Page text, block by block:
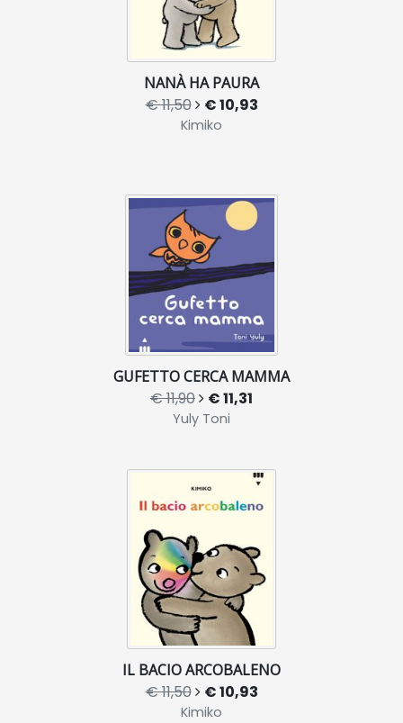
NANÀ HA PAURA
€ 11,50 € 10,93
Kimiko
GUFETTO CERCA MAMMA
€ 11,90 € 11,31
Yuly Toni
IL BACIO ARCOBALENO
€ 11,50 € 10,93
Kimiko